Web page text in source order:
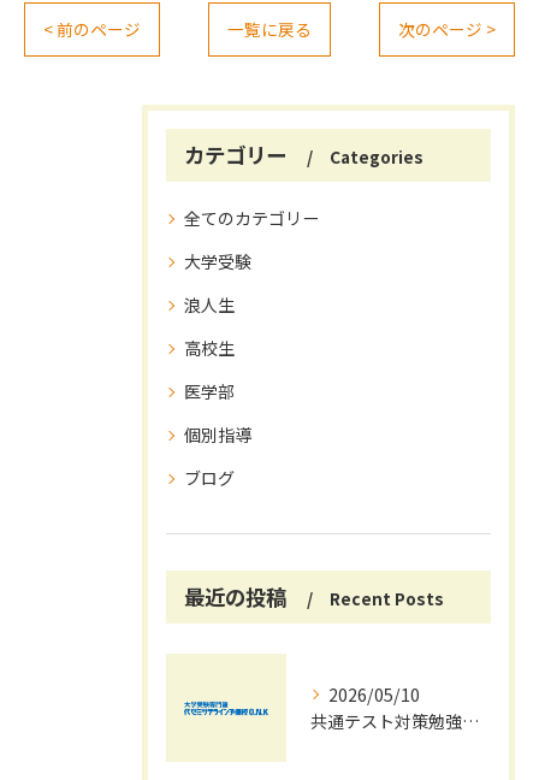
< 前のページ 一覧に戻る 次のページ >
カテゴリー Categories
全てのカテゴリー
大学受験
浪人生
高校生
医学部
個別指導
ブログ
最近の投稿 Recent Posts
2026/05/10
共通テスト対策勉強は早めに始めましょう！